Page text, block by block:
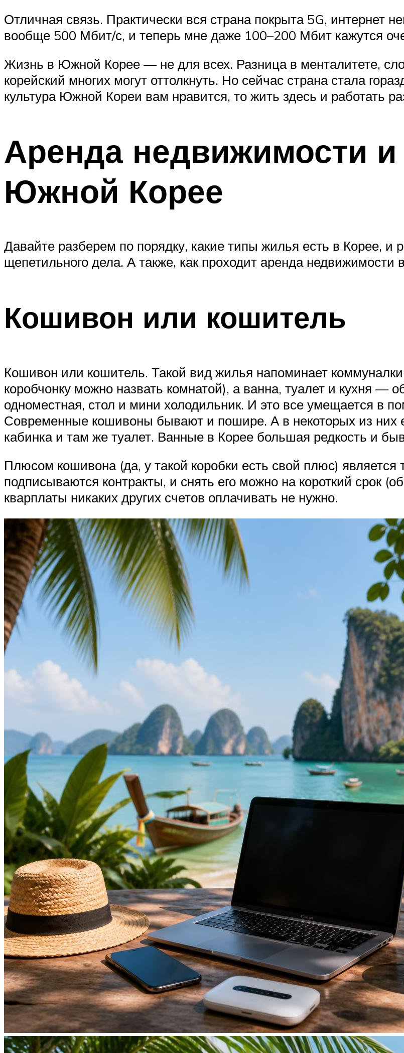
Отличная связь. Практически вся страна покрыта 5G, интернет
вообще 500 Мбит/с, и теперь мне даже 100–200 Мбит кажутся
Жизнь в Южной Корее — не для всех. Разница в менталитете,
корейский многих могут оттолкнуть. Но сейчас страна стала
культура Южной Кореи вам нравится, то жить здесь и работать
Аренда недвижимости
Южной Корее
Давайте разберем по порядку, какие типы жилья есть в Корее, и
щепетильного дела. А также, как проходит аренда недвижимости
Кошивон или кошитель
Кошивон или кошитель. Такой вид жилья напоминает
коробчонку можно назвать комнатой), а ванна, туалет и кухня —
одноместная, стол и мини холодильник. И это все умещается в
Современные кошивоны бывают и пошире. А в некоторых из них
кабинка и там же туалет. Ванные в Корее большая редкость и
Плюсом кошивона (да, у такой коробки есть свой плюс) является
подписываются контракты, и снять его можно на короткий срок
кварплаты никаких других счетов оплачивать не нужно.